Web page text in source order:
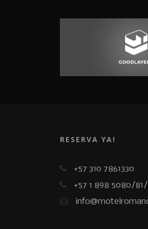
RESERVA YA!
+57 310 7861330
+57 1 898 5080/